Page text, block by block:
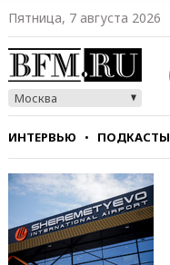
Пятница, 7 августа 2026
Москва
ИНТЕРВЬЮ ПОДКАСТЫ
СТИЛЬ ТЕСТЫ